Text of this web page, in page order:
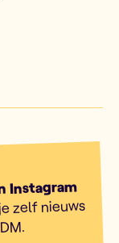
Instagram
zelf nieuws